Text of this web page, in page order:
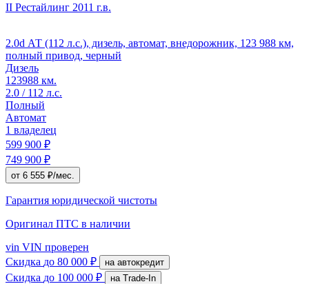
II Рестайлинг 2011 г.в.
2.0d АТ (112 л.с.), дизель, автомат, внедорожник, 123 988 км,
полный привод, черный
Дизель
123988 км.
2.0 / 112 л.с.
Полный
Автомат
1 владелец
599 900 ₽
749 900 ₽
от 6 555 ₽/мес.
Гарантия юридической чистоты
Оригинал ПТС в наличии
vin VIN проверен
Скидка до 80 000 ₽ на автокредит
Скидка до 100 000 ₽
на Trade-In